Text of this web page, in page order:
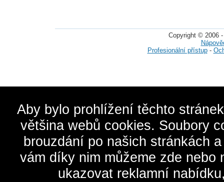
Copyright © 2006
Profesionální přístup-
Aby bylo prohlížení těchto
většina webů cookies. Soubory
brouzdání po našich stránkách
vám díky nim můžeme zde
ukazovat reklamní